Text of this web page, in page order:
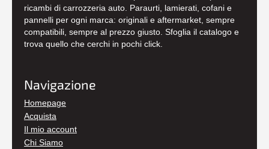
ricambi di carrozzeria auto. Paraurti, lamierati, cofani e
pannelli per ogni marca: originali e aftermarket, sempre
compatibili, sempre al prezzo giusto. Sfoglia il catalogo e
trova quello che cerchi in pochi click.
Navigazione
Homepage
Acquista
Il mio account
Chi Siamo